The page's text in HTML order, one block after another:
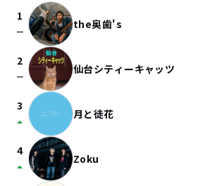
1
check_indeterminate_small the奥歯's
2
check_indeterminate_small 仙台シティーキャッツ
3
arrow_drop_up 月と徒花
4
arrow_drop_up Zoku